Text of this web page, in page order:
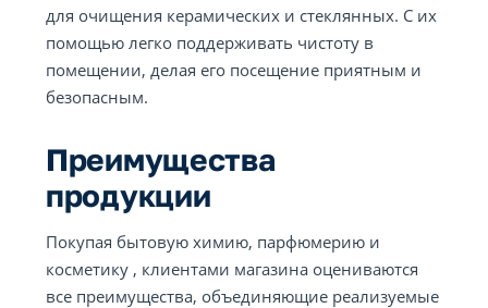
для очищения керамических и стеклянных. С их
помощью легко поддерживать чистоту в
помещении, делая его посещение приятным и
безопасным.
Преимущества
продукции
Покупая бытовую химию, парфюмерию и
косметику , клиентами магазина оцениваются
все преимущества, объединяющие реализуемые